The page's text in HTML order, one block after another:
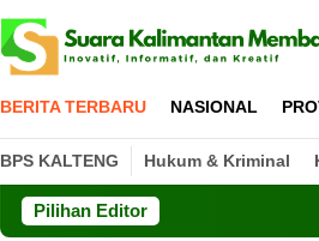
BERITA TERBARU NASIONAL
BPS KALTENG Hukum & Kriminal
Pilihan Editor